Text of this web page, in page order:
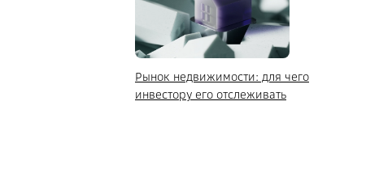
Рынок недвижимости: для чего
инвестору его отслеживать